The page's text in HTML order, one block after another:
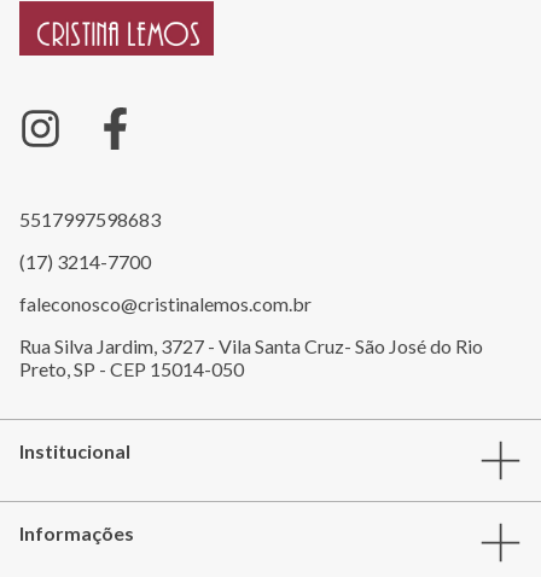
5517997598683
(17) 3214-7700
faleconosco@cristinalemos.com.br
Rua Silva Jardim, 3727 - Vila Santa Cruz- São José do Rio
Preto, SP - CEP 15014-050
Institucional
Informações